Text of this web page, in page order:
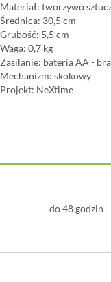
Materiał: tworzywo
Średnica: 30,5 cm
Grubość: 5,5 cm
Waga: 0,7 kg
Zasilanie: bateria AA -
Mechanizm: skokowy
Projekt: NeXtime
do 48 godzin